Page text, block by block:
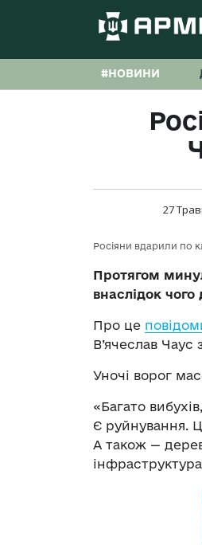
#НОВИНИ
27
Росіяни вдарили по
Протягом
внаслідок
Про це
В’ячеслав Чаус
Уночі ворог
«Багато
Є руйнування.
А також —